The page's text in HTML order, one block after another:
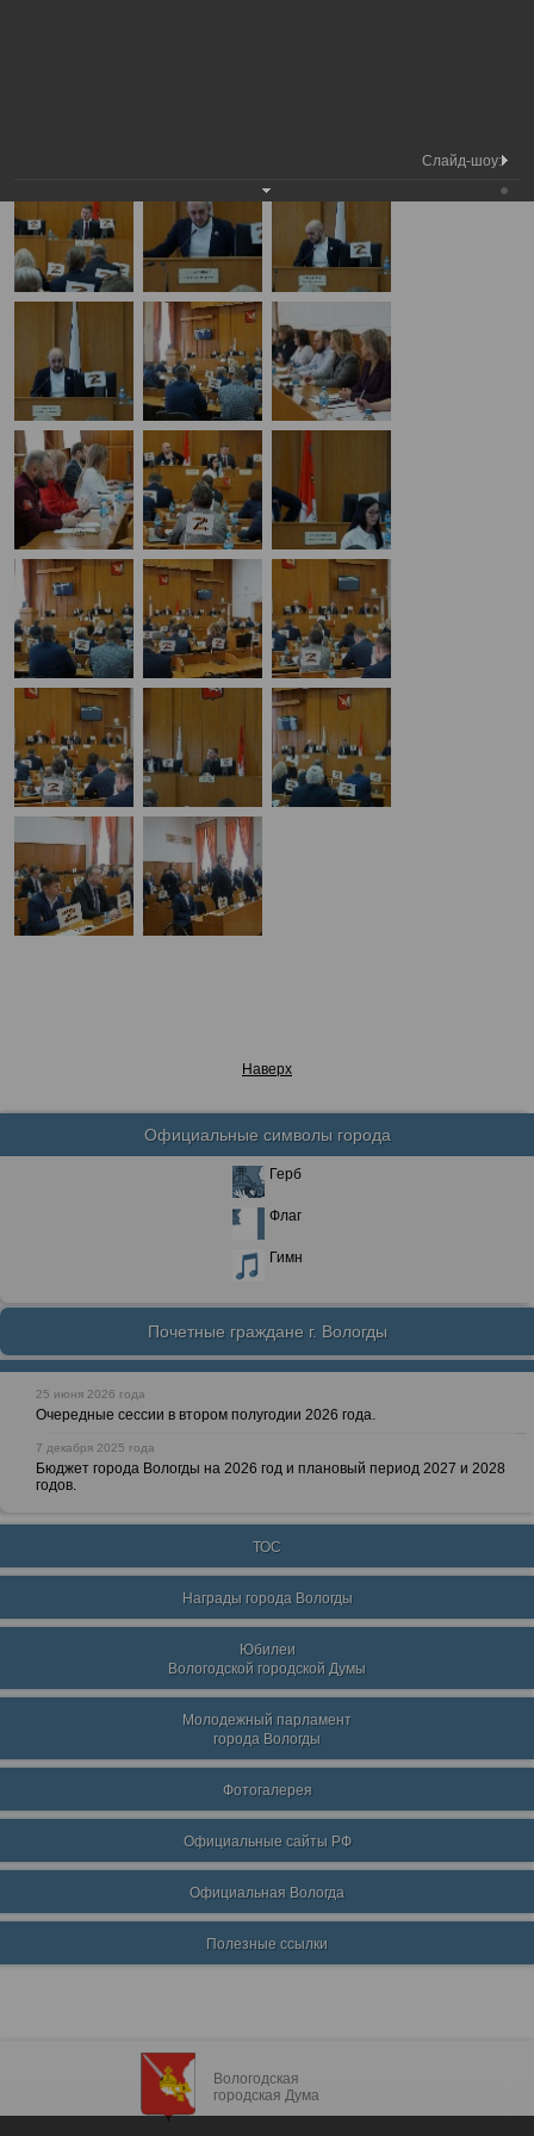
Наверх
Официальные символы города
Герб
Флаг
Гимн
Почетные граждане г. Вологды
25 июня 2026 года
Очередные сессии в втором полугодии 2026 года.
7 декабря 2025 года
Бюджет города Вологды на 2026 год и плановый период 2027 и 2028
годов.
ТОС
Награды города Вологды
Юбилеи
Вологодской городской Думы
Молодежный парламент
города Вологды
Фотогалерея
Официальные сайты РФ
Официальная Вологда
Полезные ссылки
Вологодская
городская Дума
Слайд-шоу: